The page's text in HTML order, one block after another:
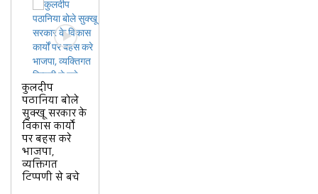
कुलदीप
पठानिया बोले
सुक्खू सरकार के
विकास कार्यों
पर बहस करे
भाजपा,
व्यक्तिगत
टिप्पणी से बचे